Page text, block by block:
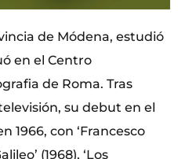
de Módena, estudió
en el Centro
de Roma. Tras
su debut en el
1966, con ‘Francesco
(1968), ‘Los